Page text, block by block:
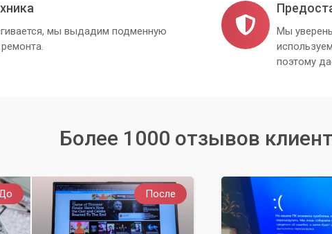
мы выдадим подменную
Мы
поэтому
Более 1000 отзывов
После